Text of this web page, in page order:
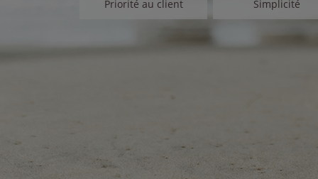
Priorité au client Simplicité